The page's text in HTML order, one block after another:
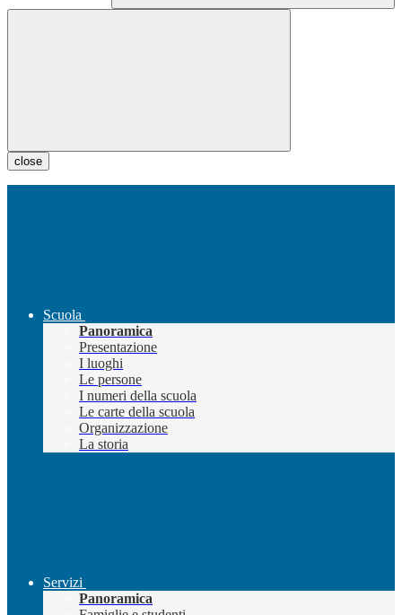
close
Scuola
Panoramica
Presentazione
I luoghi
Le persone
I numeri della scuola
Le carte della scuola
Organizzazione
La storia
Servizi
Panoramica